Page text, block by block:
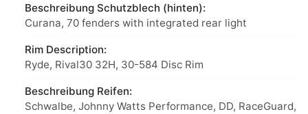
Beschreibung Schutzblech (hinten):
Curana, 70 fenders with integrated rear light
Rim Description:
Ryde, Rival30 32H, 30-584 Disc Rim
Beschreibung Reifen:
Schwalbe, Johnny Watts Performance, DD, RaceGuard,